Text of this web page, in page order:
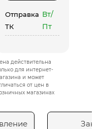
Отправка
ТК
Вт/
Пт
действительна
для интернет-
и может
от цен в
магазинах